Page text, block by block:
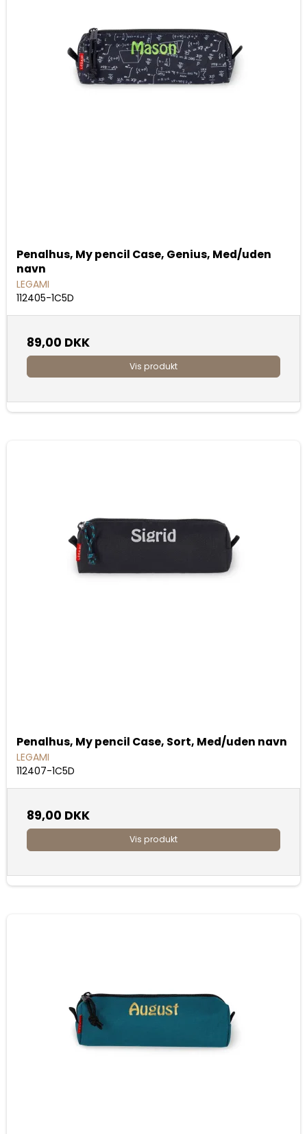
Penalhus, My pencil Case, Genius, Med/uden
navn
LEGAMI
112405-1C5D
89,00 DKK
Vis produkt
Penalhus, My pencil Case, Sort, Med/uden navn
LEGAMI
112407-1C5D
89,00 DKK
Vis produkt